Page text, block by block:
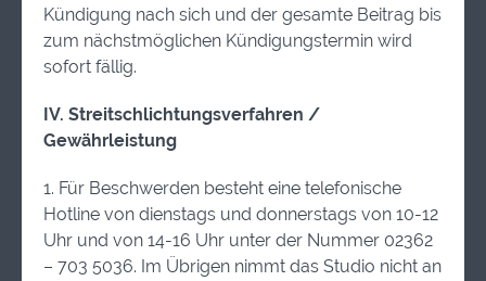
Kündigung nach sich und der gesamte Beitrag bis
zum nächstmöglichen Kündigungstermin wird
sofort fällig.
IV. Streitschlichtungsverfahren /
Gewährleistung
1. Für Beschwerden besteht eine telefonische
Hotline von dienstags und donnerstags von 10-12
Uhr und von 14-16 Uhr unter der Nummer 02362
– 703 5036. Im Übrigen nimmt das Studio nicht an